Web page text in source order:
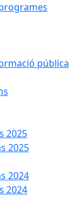
pública
2025
2025
2024
2024